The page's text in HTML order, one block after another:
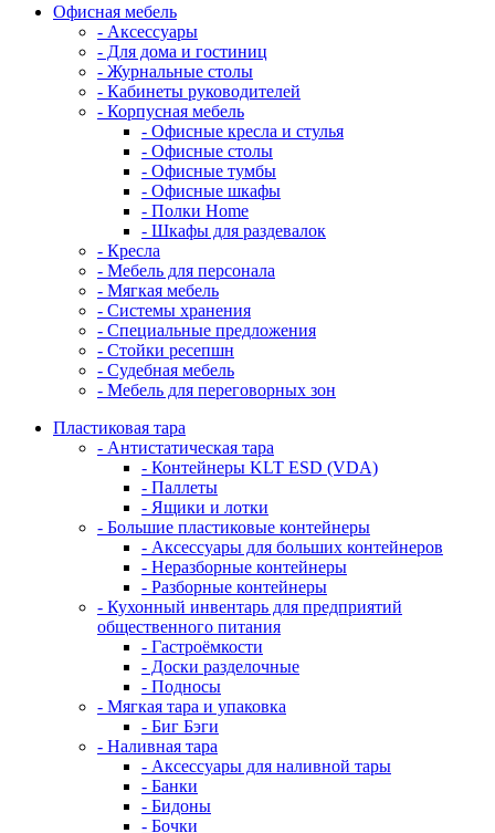
Офисная мебель
- Аксессуары
- Для дома и гостиниц
- Журнальные столы
- Кабинеты руководителей
- Корпусная мебель
- Офисные кресла и стулья
- Офисные столы
- Офисные тумбы
- Офисные шкафы
- Полки Home
- Шкафы для раздевалок
- Кресла
- Мебель для персонала
- Мягкая мебель
- Системы хранения
- Специальные предложения
- Стойки ресепшн
- Судебная мебель
- Мебель для переговорных зон
Пластиковая тара
- Антистатическая тара
- Контейнеры KLT ESD (VDA)
- Паллеты
- Ящики и лотки
- Большие пластиковые контейнеры
- Аксессуары для больших контейнеров
- Неразборные контейнеры
- Разборные контейнеры
- Кухонный инвентарь для предприятий
общественного питания
- Гастроёмкости
- Доски разделочные
- Подносы
- Мягкая тара и упаковка
- Биг Бэги
- Наливная тара
- Аксессуары для наливной тары
- Банки
- Бидоны
- Бочки